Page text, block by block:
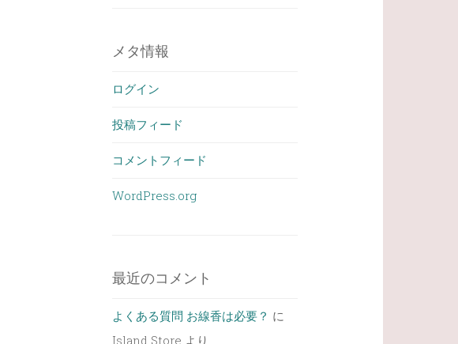
メタ情報
ログイン
投稿フィード
コメントフィード
WordPress.org
最近のコメント
よくある質問 お線香は必要？ に
Island Store より